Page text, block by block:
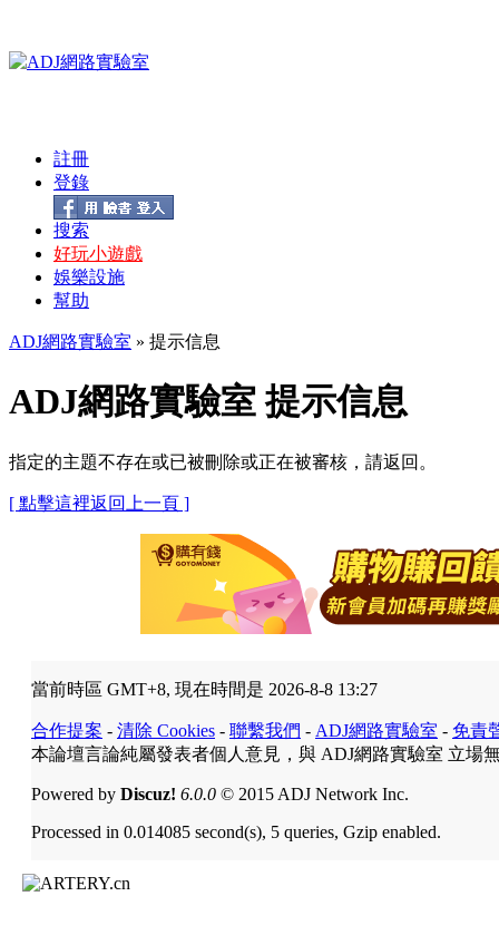
註冊
登錄
搜索
好玩小遊戲
娛樂設施
幫助
ADJ網路實驗室 » 提示信息
ADJ網路實驗室 提示信息
指定的主題不存在或已被刪除或正在被審核，請返回。
[ 點擊這裡返回上一頁 ]
當前時區 GMT+8, 現在時間是 2026-8-8 13:27
合作提案 - 清除 Cookies - 聯繫我們 - ADJ網路實驗室 - 免責
本論壇言論純屬發表者個人意見，與 ADJ網路實驗室 立場
Powered by Discuz! 6.0.0 © 2015 ADJ Network Inc.
Processed in 0.014085 second(s), 5 queries, Gzip enabled.